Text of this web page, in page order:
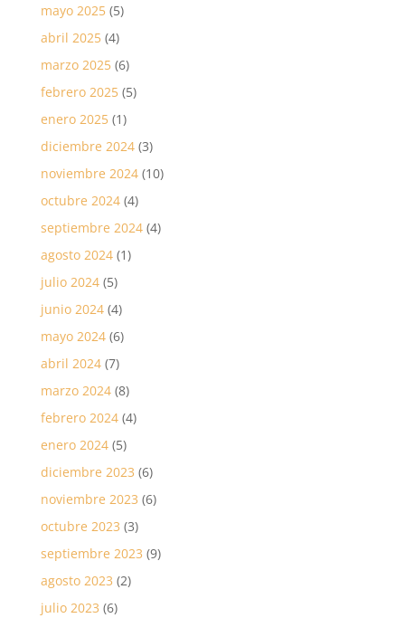
mayo 2025(5)
abril 2025(4)
marzo 2025(6)
febrero 2025(5)
enero 2025(1)
diciembre 2024(3)
noviembre 2024(10)
octubre 2024(4)
septiembre 2024(4)
agosto 2024(1)
julio 2024(5)
junio 2024(4)
mayo 2024(6)
abril 2024(7)
marzo 2024(8)
febrero 2024(4)
enero 2024(5)
diciembre 2023 (6)
noviembre 2023 (6)
octubre 2023 (3)
septiembre 2023 (9)
agosto 2023 (2)
julio 2023 (6)